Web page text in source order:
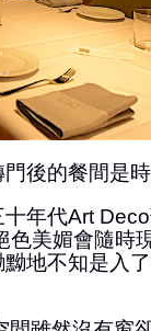
後的餐間是
年代Art
美媚會隨時
地不知是入